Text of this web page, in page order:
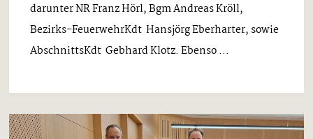
darunter NR Franz Hörl, Bgm Andreas Kröll,
Bezirks-FeuerwehrKdt Hansjörg Eberharter, sowie
AbschnittsKdt Gebhard Klotz. Ebenso ...